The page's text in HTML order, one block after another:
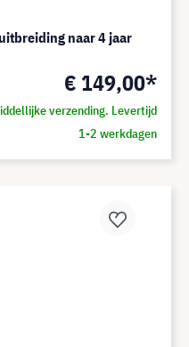
naar 4 jaar
€ 149,00*
verzending. Levertijd
1-2 werkdagen